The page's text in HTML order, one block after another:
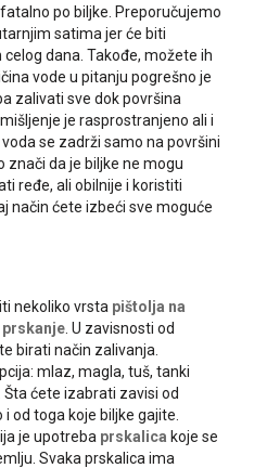
po biljke. Preporučujemo
satima jer će biti
dana. Takođe, možete ih
vode u pitanju pogrešno je
zalivati sve dok površina
je rasprostranjeno ali i
se zadrži samo na površini
znači da je biljke ne mogu
ređe, ali obilnije i koristiti
način ćete izbeći sve moguće
nekoliko vrsta pištolja na
. U zavisnosti od
birati način zalivanja.
mlaz, magla, tuš, tanki
ćete izabrati zavisi od
od toga koje biljke gajite.
je upotreba prskalica koje se
Svaka prskalica ima